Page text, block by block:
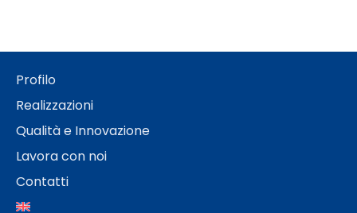
Profilo
Realizzazioni
Qualità e Innovazione
Lavora con noi
Contatti